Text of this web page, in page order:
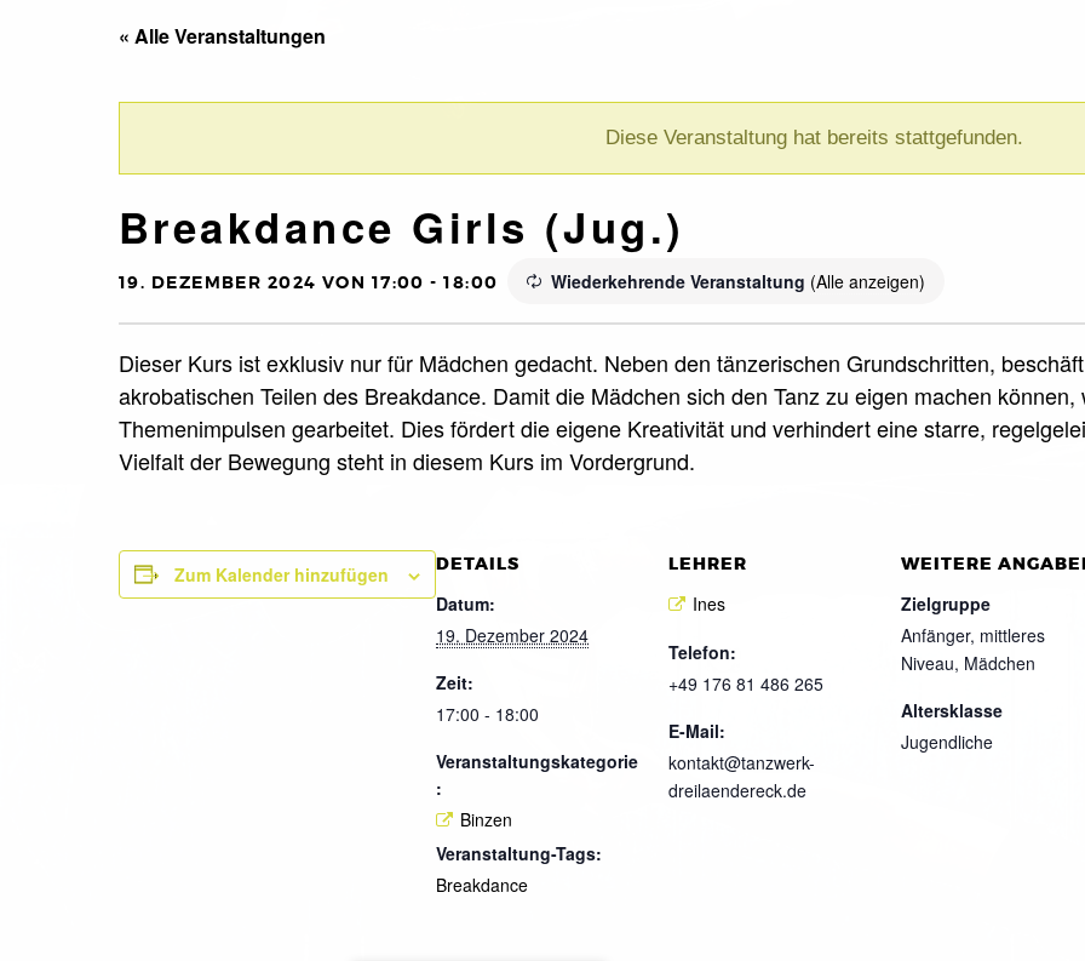
« Alle Veranstaltungen
Diese Veranstaltung hat bereits stattgefunden.
Breakdance Girls (Jug.)
19. DEZEMBER 2024 VON 17:00 -18:00 Wiederkehrende Veranstaltung (Alle anzeigen)
Dieser Kurs ist exklusiv nur für Mädchen gedacht. Neben den tänzerischen Grundschritten,
akrobatischen Teilen des Breakdance. Damit die Mädchen sich den Tanz zu eigen machen
Themenimpulsen gearbeitet. Dies fördert die eigene Kreativität und verhindert eine starre,
Vielfalt der Bewegung steht in diesem Kurs im Vordergrund.
Zum Kalender hinzufügen DETAILS
Datum:
19. Dezember 2024
Zeit:
17:00 - 18:00
Veranstaltungskategorie
:
Binzen
Veranstaltung-Tags:
Breakdance
LEHRER
Ines
Telefon:
+49 176 81 486 265
E-Mail:
kontakt@tanzwerk-
dreilaendereck.de
WEITERE
Zielgruppe
Anfänger, mittleres
Niveau, Mädchen
Altersklasse
Jugendliche